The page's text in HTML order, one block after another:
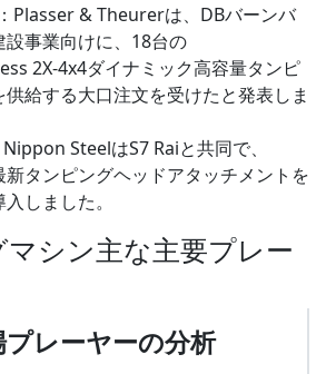
Plasser & Theurerは、DBバーンバ
設事業向けに、18台の
2X-4x4ダイナミック高容量タンピ
供給する大口注文を受けたと発表しま
SteelはS7 Raiと共同で、
タンピングヘッドアタッチメントを
しました。
シン主な主要プレー
レーヤーの分析